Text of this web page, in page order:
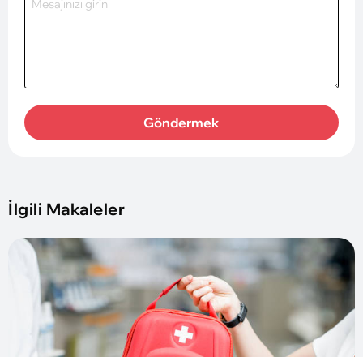
Göndermek
İlgili Makaleler